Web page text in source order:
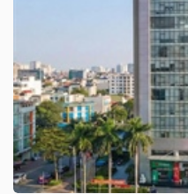
Bài
viết
của
tác
giả